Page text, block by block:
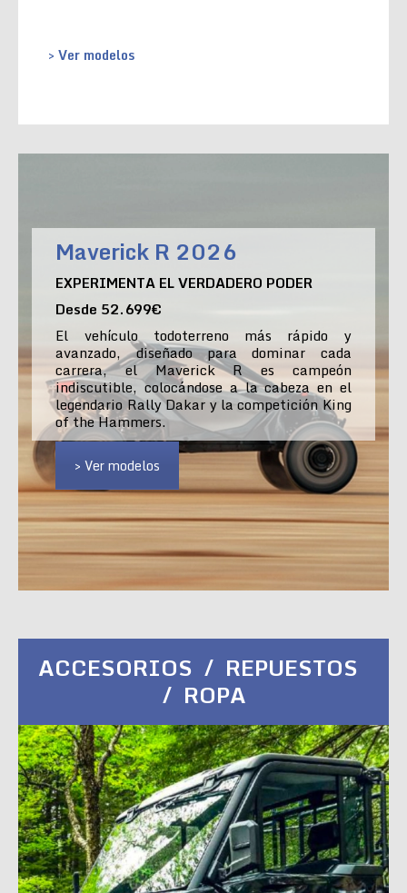
> Ver modelos
Maverick R 2026
EXPERIMENTA EL VERDADERO PODER
Desde 52.699€
El vehículo todoterreno más rápido y
avanzado, diseñado para dominar cada
carrera, el Maverick R es campeón
indiscutible, colocándose a la cabeza en el
legendario Rally Dakar y la competición King
of the Hammers.
> Ver modelos
ACCESORIOS / REPUESTOS
/ ROPA